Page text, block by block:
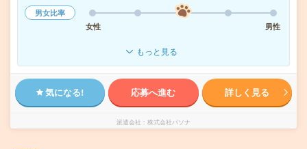
男女比率
女性
男性
もっと見る
気になる! 応募へ進む 詳しく見る
派遣会社 株式会社パソナ